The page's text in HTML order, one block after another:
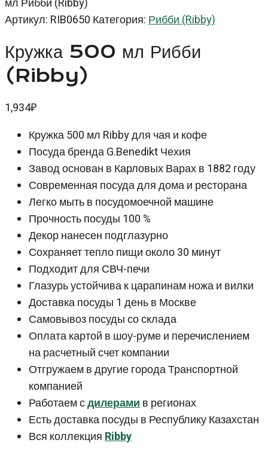
мл Рибби (Ribby)
Артикул: RIB0650 Категория:Рибби (Ribby)
Кружка 500 мл Рибби
(Ribby)
1,934₽
Кружка 500 мл Ribby для чая и кофе
Посуда бренда G.Benedikt Чехия
Завод основан в Карловых Варах в 1882 году
Современная посуда для дома и ресторана
Легко мыть в посудомоечной машине
Прочность посуды 100 %
Декор нанесен подглазурно
Сохраняет тепло пищи около 30 минут
Подходит для СВЧ-печи
Глазурь устойчива к царапинам ножа и вилки
Доставка посуды 1 день в Москве
Самовывоз посуды со склада
Оплата картой в шоу-руме и перечислением
на расчетный счет компании
Отгружаем в другие города Транспортной
компанией
Работаем сдилерамив регионах
Есть доставка посуды в Республику Казахстан
Вся коллекцияRibby